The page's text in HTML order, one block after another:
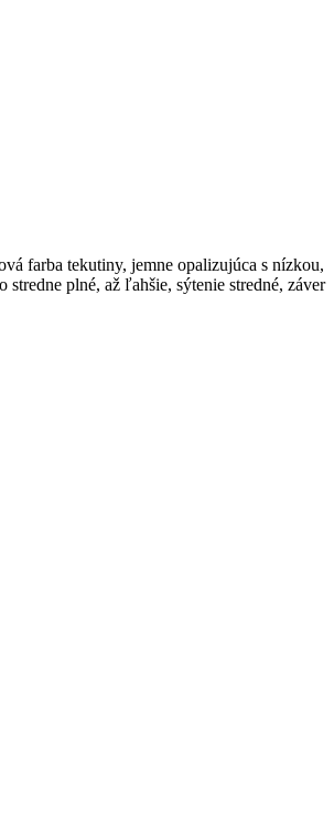
farba tekutiny, jemne opalizujúca s nízkou,
plné, až ľahšie, sýtenie stredné, záver